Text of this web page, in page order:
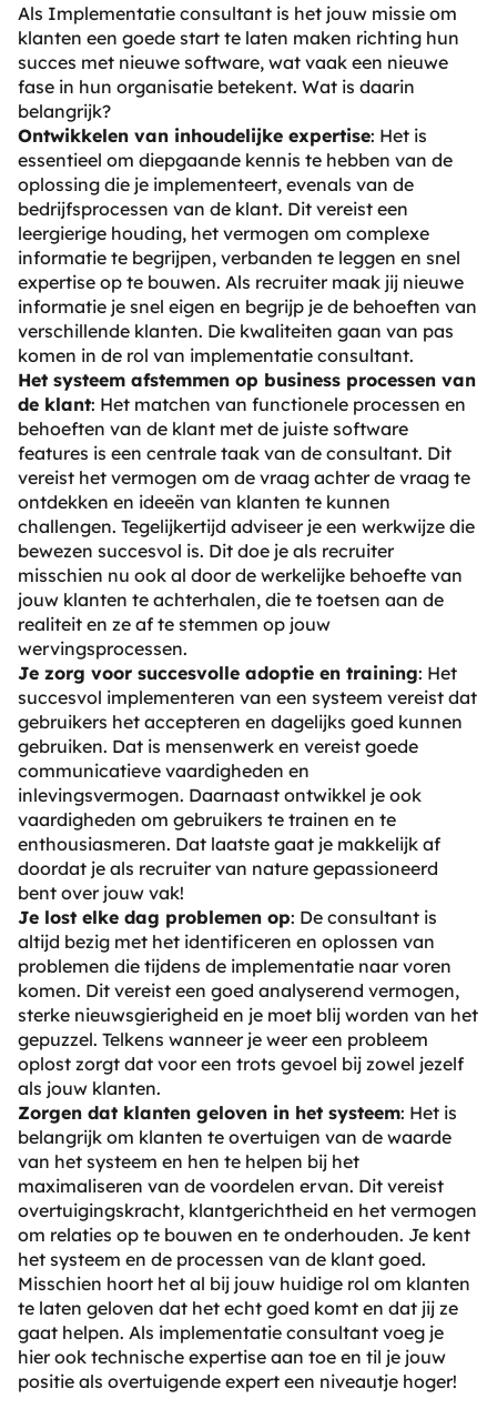
Als Implementatie consultant is het jouw missie om
klanten een goede start te laten maken richting hun
succes met nieuwe software, wat vaak een nieuwe
fase in hun organisatie betekent. Wat is daarin
belangrijk?
Ontwikkelen van inhoudelijke expertise: Het is
essentieel om diepgaande kennis te hebben van de
oplossing die je implementeert, evenals van de
bedrijfsprocessen van de klant. Dit vereist een
leergierige houding, het vermogen om complexe
informatie te begrijpen, verbanden te leggen en snel
expertise op te bouwen. Als recruiter maak jij nieuwe
informatie je snel eigen en begrijp je de behoeften van
verschillende klanten. Die kwaliteiten gaan van pas
komen in de rol van implementatie consultant.
Het systeem afstemmen op business processen van
de klant: Het matchen van functionele processen en
behoeften van de klant met de juiste software
features is een centrale taak van de consultant. Dit
vereist het vermogen om de vraag achter de vraag te
ontdekken en ideeën van klanten te kunnen
challengen. Tegelijkertijd adviseer je een werkwijze die
bewezen succesvol is. Dit doe je als recruiter
misschien nu ook al door de werkelijke behoefte van
jouw klanten te achterhalen, die te toetsen aan de
realiteit en ze af te stemmen op jouw
wervingsprocessen.
Je zorg voor succesvolle adoptie en training: Het
succesvol implementeren van een systeem vereist dat
gebruikers het accepteren en dagelijks goed kunnen
gebruiken. Dat is mensenwerk en vereist goede
communicatieve vaardigheden en
inlevingsvermogen. Daarnaast ontwikkel je ook
vaardigheden om gebruikers te trainen en te
enthousiasmeren. Dat laatste gaat je makkelijk af
doordat je als recruiter van nature gepassioneerd
bent over jouw vak!
Je lost elke dag problemen op: De consultant is
altijd bezig met het identificeren en oplossen van
problemen die tijdens de implementatie naar voren
komen. Dit vereist een goed analyserend vermogen,
sterke nieuwsgierigheid en je moet blij worden van het
gepuzzel. Telkens wanneer je weer een probleem
oplost zorgt dat voor een trots gevoel bij zowel jezelf
als jouw klanten.
Zorgen dat klanten geloven in het systeem: Het is
belangrijk om klanten te overtuigen van de waarde
van het systeem en hen te helpen bij het
maximaliseren van de voordelen ervan. Dit vereist
overtuigingskracht, klantgerichtheid en het vermogen
om relaties op te bouwen en te onderhouden. Je kent
het systeem en de processen van de klant goed.
Misschien hoort het al bij jouw huidige rol om klanten
te laten geloven dat het echt goed komt en dat jij ze
gaat helpen. Als implementatie consultant voeg je
hier ook technische expertise aan toe en til je jouw
positie als overtuigende expert een niveautje hoger!